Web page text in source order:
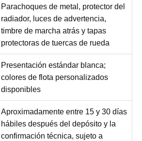
Parachoques de metal, protector del
radiador, luces de advertencia,
timbre de marcha atrás y tapas
protectoras de tuercas de rueda
Presentación estándar blanca;
colores de flota personalizados
disponibles
Aproximadamente entre 15 y 30 días
hábiles después del depósito y la
confirmación técnica, sujeto a